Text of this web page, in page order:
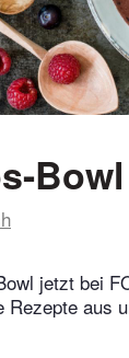
Bowl
jetzt bei
Rezepte aus